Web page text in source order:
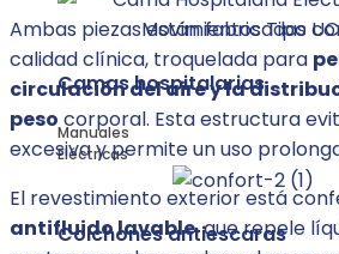
Camas hospitalarias
Manuales
Eléctricas
Colchones antiescaras
Ambas piezas están fabricadas
calidad clínica, troquelada para
circulación del aire y la
peso corporal. Esta estructura
excesiva y permite un uso
El revestimiento exterior está
antifluido lavable, que repele